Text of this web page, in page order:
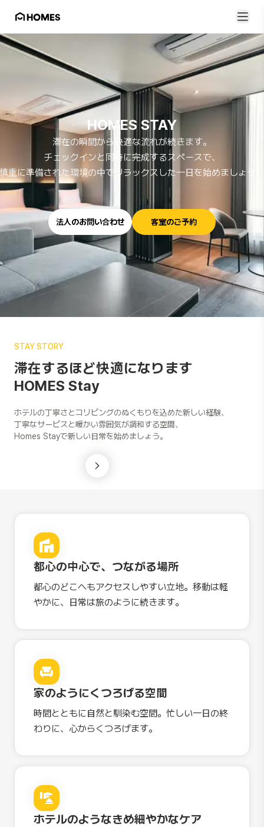
HOMES STAY
滞在の瞬間から快適な流れが続きます。
チェックインと同時に完成するスペースで、
慎重に準備された環境の中でリラックスした一日を始めましょう。
法人のお問い合わせ 客室のご予約
STAYSTORY
滞在するほど快適になります
HOMES Stay
ホテルの丁寧さとコリビングのぬくもりを込めた新しい経験、
丁寧なサービスと暖かい雰囲気が調和する空間、
Homes Stayで新しい日常を始めましょう。
Next slide
都心の中心で、つながる場所
都心のどこへもアクセスしやすい立地。移動は軽
やかに、日常は旅のように続きます。
家のようにくつろげる空間
時間とともに自然と馴染む空間。忙しい一日の終
わりに、心からくつろげます。
ホテルのようなきめ細やかなケア